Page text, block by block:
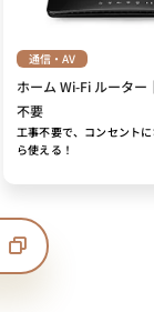
通信・AV
ホーム Wi-Fi ルータ
不要
工事不要で、コンセント
ら使える！